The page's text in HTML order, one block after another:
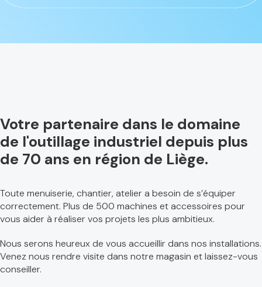
Votre partenaire dans le domaine
de l'outillage industriel depuis plus
de 70 ans en région de Liège.
Toute menuiserie, chantier, atelier a besoin de s’équiper
correctement. Plus de 500 machines et accessoires pour
vous aider à réaliser vos projets les plus ambitieux.
Nous serons heureux de vous accueillir dans nos installations.
Venez nous rendre visite dans notre magasin et laissez-vous
conseiller.